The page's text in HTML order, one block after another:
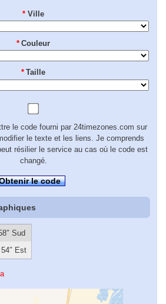
* Ville
* Couleur
* Taille
le code fourni par 24timezones.com sur
le texte et les liens. Je comprends
résilier le service au cas où le code est
changé.
le code
Sud
54″ Est